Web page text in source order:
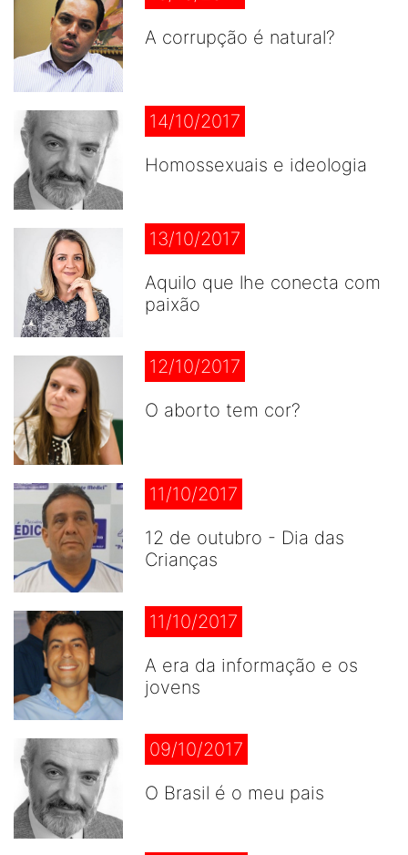
A corrupção é natural?
14/10/2017
Homossexuais e ideologia
13/10/2017
Aquilo que lhe conecta com
paixão
12/10/2017
O aborto tem cor?
11/10/2017
12 de outubro - Dia das
Crianças
11/10/2017
A era da informação e os
jovens
09/10/2017
O Brasil é o meu pais